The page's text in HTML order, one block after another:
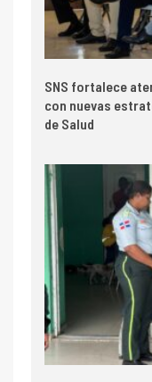
SNS fortalece
con nuevas
de Salud